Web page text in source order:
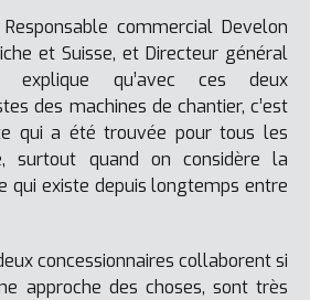
commercial Develon
et Suisse, et Directeur général
explique qu’avec ces deux
des machines de chantier, c’est
qui a été trouvée pour tous les
surtout quand on considère la
qui existe depuis longtemps entre
concessionnaires collaborent si
approche des choses, sont très